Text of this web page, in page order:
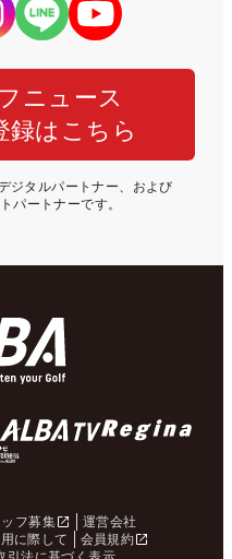
ニュース
録はこちら
ジタルパートナー、および
パートナーです。
フ募集
運営会社
に際して
会員規約